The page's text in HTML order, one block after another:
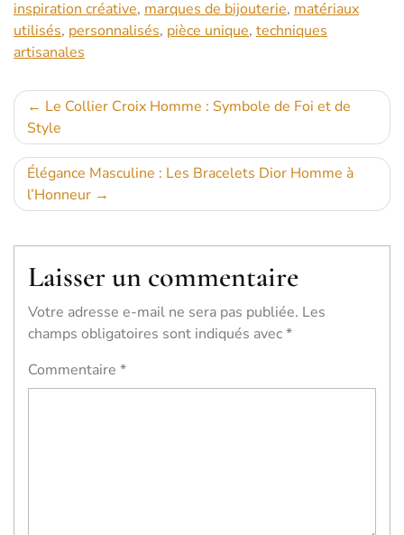
inspiration créative, marques de bijouterie, matériaux
utilisés, personnalisés, pièce unique, techniques
artisanales
Navigation
de
l’article
Le Collier Croix Homme : Symbole de Foi et de
Style
Élégance Masculine : Les Bracelets Dior Homme à
l’Honneur
Laisser un commentaire
Votre adresse e-mail ne sera pas publiée. Les
champs obligatoires sont indiqués avec*
Commentaire *